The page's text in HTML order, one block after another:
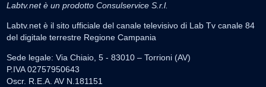
Labtv.net è un prodotto Consulservice S.r.l.
Labtv.net è il sito ufficiale del canale televisivo di Lab Tv canale 84
del digitale terrestre Regione Campania
Sede legale: Via Chiaio, 5 - 83010 – Torrioni (AV)
P.IVA 02757950643
Oscr. R.E.A. AV N.181151